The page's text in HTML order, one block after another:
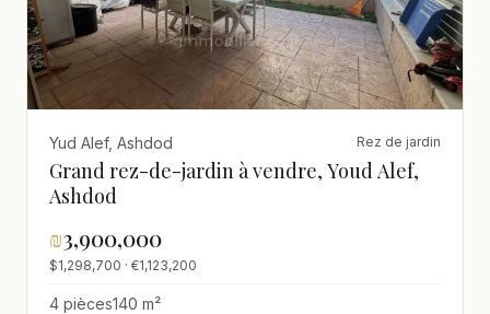
Yud Alef, Ashdod Rez de jardin
Grand rez-de-jardin à vendre, Youd Alef,
Ashdod
₪3,900,000
$1,298,700 · €1,123,200
4 pièces140 m²